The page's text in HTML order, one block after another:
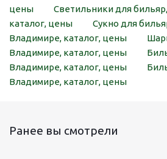
цены
Светильники для
каталог, цены
Сукно для
Владимире, каталог, цены
Владимире, каталог, цены
Владимире, каталог, цены
Владимире, каталог, цены
Ранее вы смотрели